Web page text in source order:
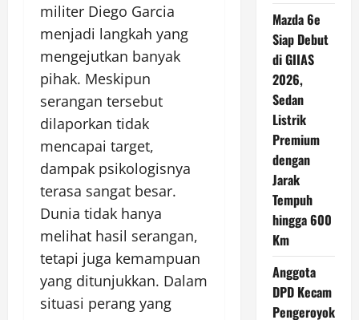
militer Diego Garcia
menjadi langkah yang
mengejutkan banyak
pihak. Meskipun
serangan tersebut
dilaporkan tidak
mencapai target,
dampak psikologisnya
terasa sangat besar.
Dunia tidak hanya
melihat hasil serangan,
tetapi juga kemampuan
yang ditunjukkan. Dalam
situasi perang yang
Mazda 6e
Siap Debut
di GIIAS
2026,
Sedan
Listrik
Premium
dengan
Jarak
Tempuh
hingga 600
Km
Anggota
DPD Kecam
Pengeroyok